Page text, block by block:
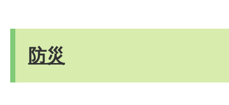
防災